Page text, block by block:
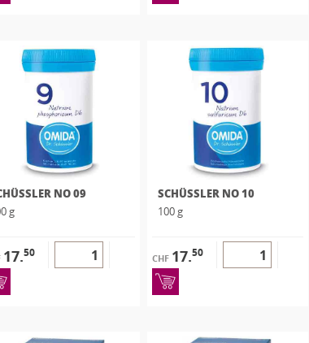
NO 09
g
17.50
SCHÜSSLER NO 10
100 g
CHF 17.50